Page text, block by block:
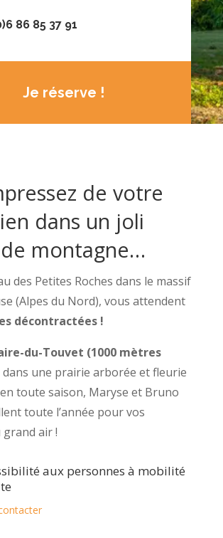
86 85 37 91
Je réserve !
de votre
dans un joli
montagne…
des Petites Roches dans le massif
(Alpes du Nord), vous attendent
décontractées !
du-Touvet (1000 mètres
dans une prairie arborée et fleurie
toute saison, Maryse et Bruno
toute l’année pour vos
grand air !
aux personnes à mobilité